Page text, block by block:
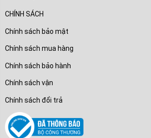
CHÍNH SÁCH
Chính sách bảo mật
Chính sách mua hàng
Chính sách bảo hành
Chính sách vận
Chính sách đổi trả